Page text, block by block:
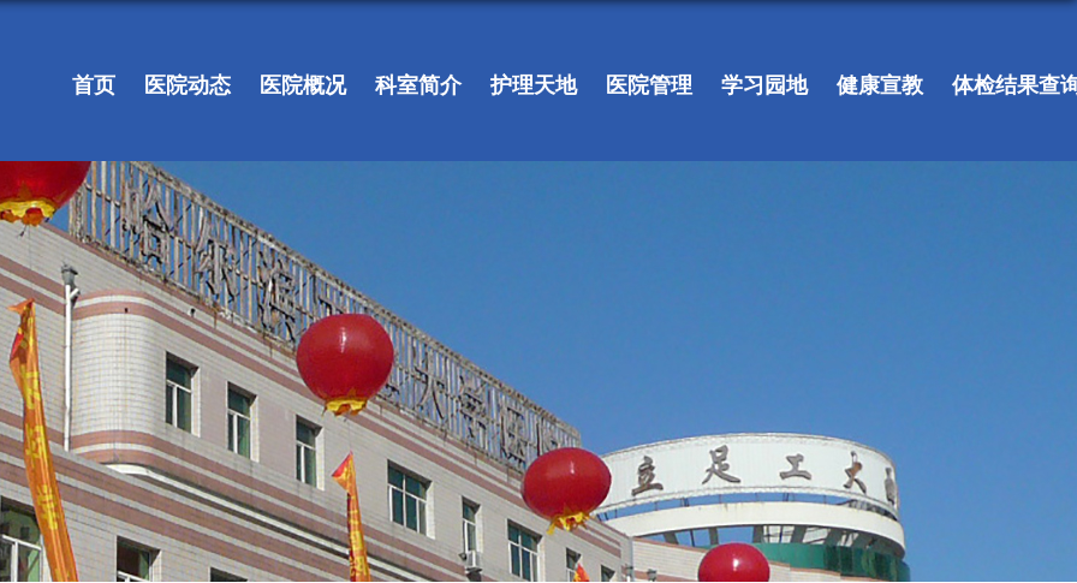
首页 医院动态 医院概况 科室简介 护理天地 医院管理 学习园地 健康宣教 体检结果查